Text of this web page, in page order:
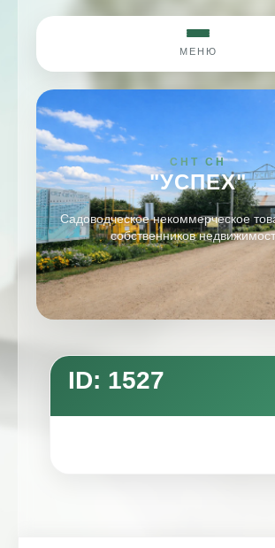
МЕНЮ
СНТ СН
"УСПЕХ"
Садоводческое некоммерческое
собственников
ID: 1527